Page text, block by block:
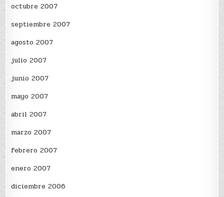
octubre 2007
septiembre 2007
agosto 2007
julio 2007
junio 2007
mayo 2007
abril 2007
marzo 2007
febrero 2007
enero 2007
diciembre 2006